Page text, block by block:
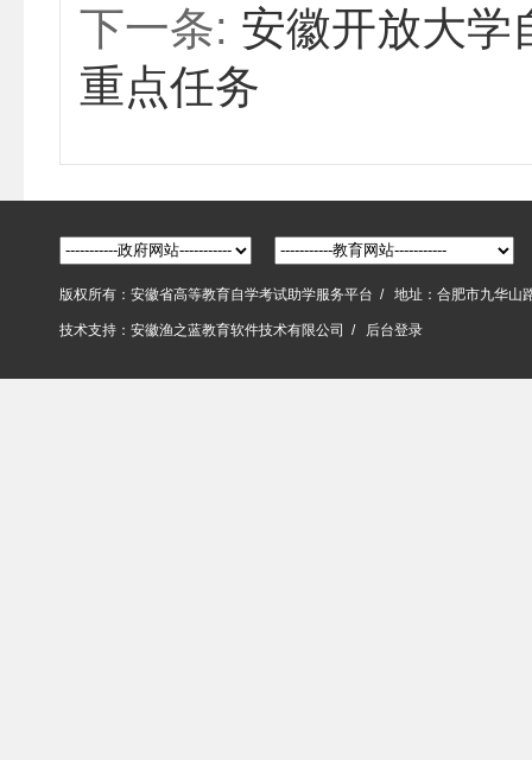
下一条: 安徽开放大学
重点任务
版权所有：安徽省高等教育自学考试助学服务平台 / 地址：合肥市九华山
技术支持： 安徽渔之蓝教育软件技术有限公司 / 后台登录